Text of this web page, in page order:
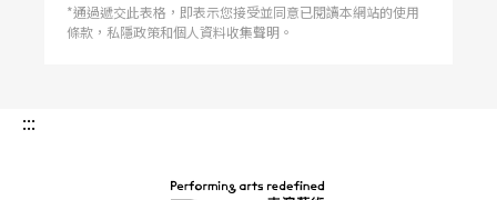
的濃濃文青味，衛武營更著眼於草根性的生活連
的一根火柴，他希望三個場館能跳脫傳統的劇場經
營思維，以更深刻的城市性格面向國際，在製作節
*通過遞交此表格，即表示您接受並同意已閱讀本網站的使用
條款，私隱政策和個人資料收集聲明。
:::